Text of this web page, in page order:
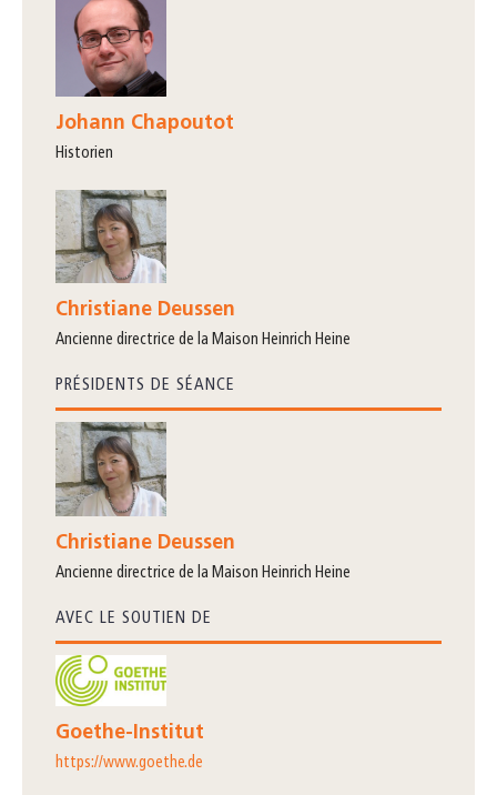
Johann Chapoutot
Historien
Christiane Deussen
ancienne directrice de la Maison Heinrich Heine
PRÉSIDENTS DE SÉANCE
Christiane Deussen
ancienne directrice de la Maison Heinrich Heine
AVEC LE SOUTIEN DE
Goethe-Institut
https://www.goethe.de